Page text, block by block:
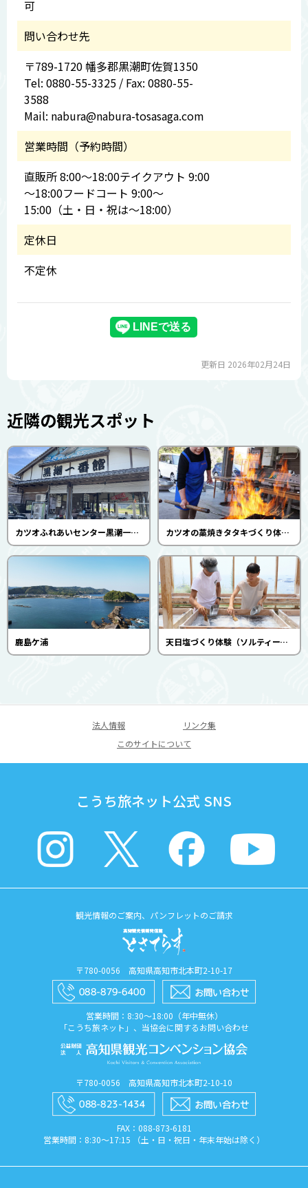
可
問い合わせ先
〒789-1720 幡多郡黒潮町佐賀1350
Tel: 0880-55-3325 / Fax: 0880-55-
3588
Mail: nabura@nabura-tosasaga.com
営業時間（予約時間）
直販所 8:00～18:00テイクアウト 9:00
～18:00フードコート 9:00～
15:00（土・日・祝は～18:00）
定休日
不定休
更新日 2026年02月24日
近隣の観光スポット
カツオふれあいセンター黒潮一番館 カツオの藁焼きタタキづくり体験（カツオふれあいセンター 黒潮一番館）
鹿島ケ浦 天日塩づくり体験（ソルティーブ）
法人情報
リンク集
このサイトについて
こうち旅ネット公式 SNS
観光情報のご案内、パンフレットのご請求
〒780-0056 高知県高知市北本町2-10-17
営業時間：8:30〜18:00（年中無休）
「こうち旅ネット」、当協会に関するお問い合わせ
〒780-0056 高知県高知市北本町2-10-10
FAX：088​-873​-6181
営業時間：8:30〜17:15 （土・日・祝日・年末年始は除く）